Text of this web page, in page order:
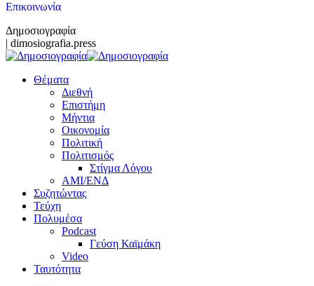
Επικοινωνία
Δημοσιογραφία
| dimosiografia.press
Θέματα
Διεθνή
Επιστήμη
Μήντια
Οικονομία
Πολιτική
Πολιτισμός
Στίγμα Λόγου
AMI/ΕΝΔ
Συζητώντας
Τεύχη
Πολυμέσα
Podcast
Γεύση Καϊμάκη
Video
Ταυτότητα